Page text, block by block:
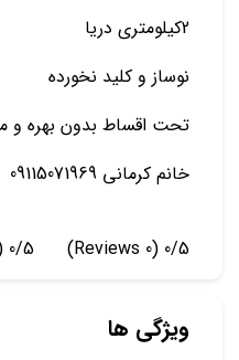
2کیلومتری دریا
نوساز و کلید نخورده
تحت اقساط بدون بهره و
خانم کرمانی 09115071969
0/5
(0 Reviews)
0/5
ویژگی ها